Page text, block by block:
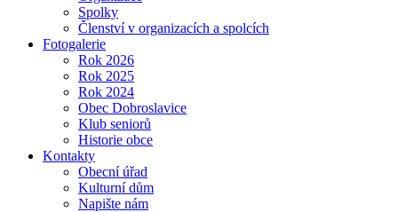
Spolky
Členství v organizacích a spolcích
Fotogalerie
Rok 2026
Rok 2025
Rok 2024
Obec Dobroslavice
Klub seniorů
Historie obce
Kontakty
Obecní úřad
Kulturní dům
Napište nám